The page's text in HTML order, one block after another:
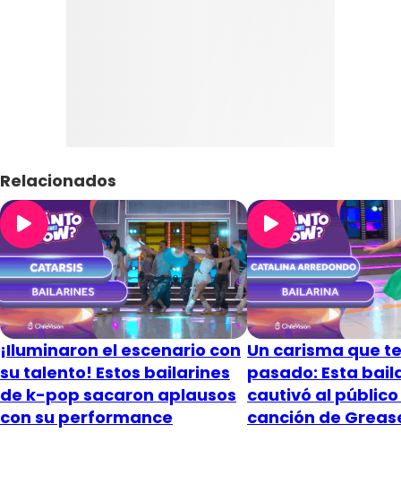
Relacionados
¡Iluminaron el escenario con
su talento! Estos bailarines
de k-pop sacaron aplausos
con su performance
Un carisma que
pasado: Esta
cautivó al
canción de